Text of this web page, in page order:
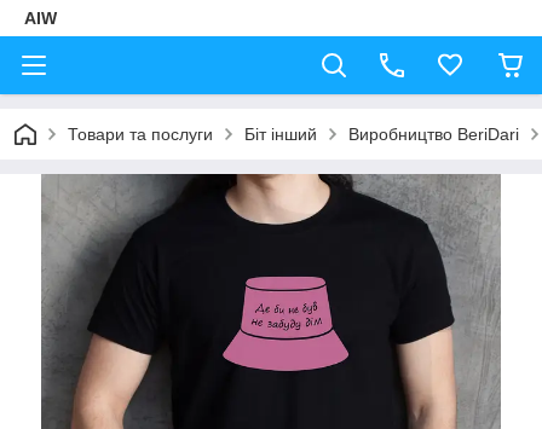
AIW
Товари та послуги Біт інший Виробництво BeriDari